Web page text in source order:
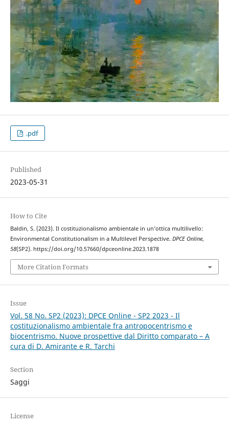
.pdf
Published
2023-05-31
How to Cite
Baldin, S. (2023). Il costituzionalismo ambientale in un’ottica multilivello:
Environmental Constitutionalism in a Multilevel Perspective. DPCE Online,
58(SP2). https://doi.org/10.57660/dpceonline.2023.1878
More Citation Formats
Issue
Vol. 58 No. SP2 (2023): DPCE Online - SP2 2023 - Il
costituzionalismo ambientale fra antropocentrismo e
biocentrismo. Nuove prospettive dal Diritto comparato – A
cura di D. Amirante e R. Tarchi
Section
Saggi
License